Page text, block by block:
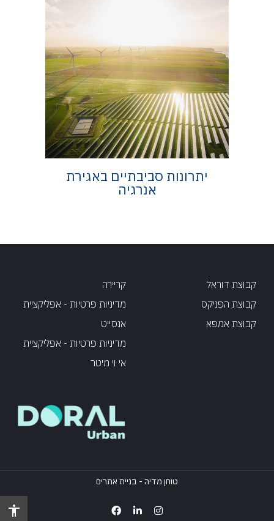
יתרונות סביבתיים באגירת
אנרגיה
קבוצת דוראל
קבוצת הפניקס
קבוצת אמפא
קריירה
מדיניות פרטיות - אפליקציית
אנסייט
מדיניות פרטיות - אפליקציית
אי וי מיטר
טוחן מדיה - בניית אתרים